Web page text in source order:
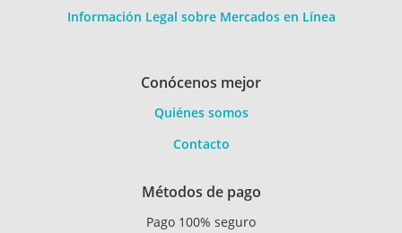
Información Legal sobre Mercados en Línea
Conócenos mejor
Quiénes somos
Contacto
Métodos de pago
Pago 100% seguro